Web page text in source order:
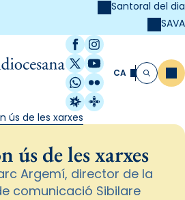
Santoral del dia
SAVA
Facebook
Instagram
X / Twitter
YouTube
WhatsApp
Flickr
Radio Estel
Catalunya
CA Cerca
ús de les xarxes
ús de les xarxes
Argemí, director de la
comunicació Sibilare